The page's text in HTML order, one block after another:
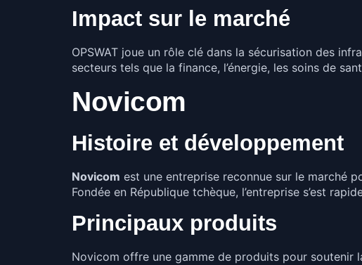
Impact sur le marché
OPSWAT joue un rôle clé dans la sécurisation des
secteurs tels que la finance, l’énergie, les soins de
Novicom
Histoire et développement
Novicom est une entreprise reconnue sur le marché
Fondée en République tchèque, l’entreprise s’est
Principaux produits
Novicom offre une gamme de produits pour soutenir